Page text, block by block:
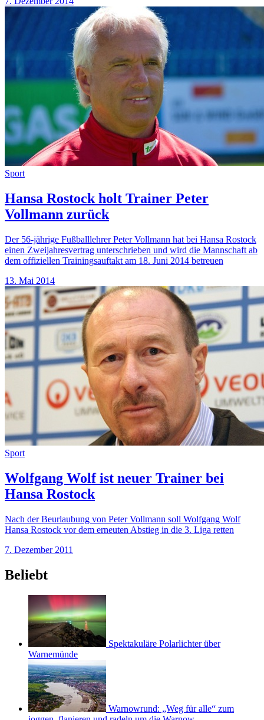
Sport
Hansa Rostock holt Trainer Peter
Vollmann zurück
Der 56-jährige Fußballlehrer Peter Vollmann hat bei Hansa Rostock
einen Zweijahresvertrag unterschrieben und wird die Mannschaft ab
dem offiziellen Trainingsauftakt am 18. Juni 2014 betreuen
13. Mai 2014
Sport
Wolfgang Wolf ist neuer Trainer bei
Hansa Rostock
Nach der Beurlaubung von Peter Vollmann soll Wolfgang Wolf
Hansa Rostock vor dem erneuten Abstieg in die 3. Liga retten
7. Dezember 2011
Beliebt
Spektakuläre Polarlichter über
Warnemünde
Warnowrund: „Weg für alle“ zum